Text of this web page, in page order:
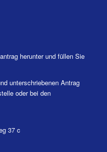
herunter und füllen Sie
unterschriebenen Antrag
oder bei den
37 c